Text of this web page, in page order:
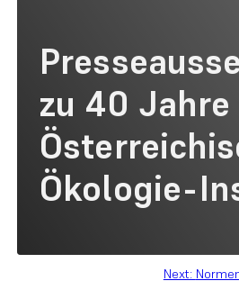
zu 40 Jahre
Ökologie-
Next: